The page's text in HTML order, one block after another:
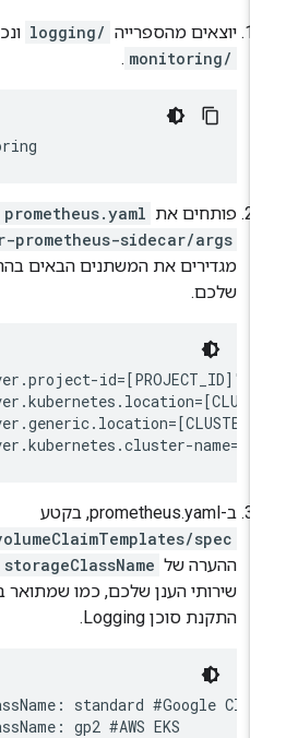
יוצאים מהספרייה logging/
monitoring/
.
פותחים את prometheus.yaml
.
prometheus-sidecar/args
מגדירים את המשתנים הבאים
שלכם.
id=[PROJECT_ID]"
volumeClaimTemplates/spec
,
ההערה של storageClassName
שירותי הענן שלכם, כמו שמתואר
התקנת סוכן Logging.
standard #Google Cloud
gp2 #AWS EKS